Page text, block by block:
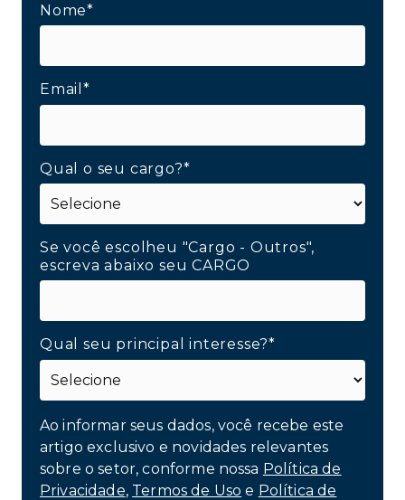
Nome*
Email*
Qual o seu cargo?*
Se você escolheu "Cargo - Outros",
escreva abaixo seu CARGO
Qual seu principal interesse?*
Ao informar seus dados, você recebe este
artigo exclusivo e novidades relevantes
sobre o setor, conforme nossa Política de
Privacidade, Termos de Uso e Política de